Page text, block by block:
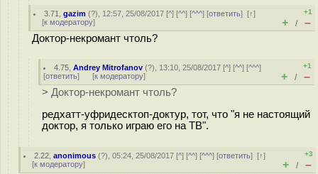
3.71 ,gazim (?), 12:57, 25/08/2017 [^] [^^] [^^^] [ответить][↑]
[к модератору]
+1
+ / –
Доктор-некромант чтоль?
4.75 ,Andrey Mitrofanov (?), 13:10, 25/08/2017 [^] [^^] [^^^]
[ответить] [к модератору]
+1
+ / –
> Доктор-некромант чтоль?
редхатт-уфридесктоп-доктур, тот, что "я не настоящий
доктор, я только играю его на ТВ".
2.22 ,anonimous (?), 05:24, 25/08/2017 [^] [^^] [^^^] [ответить][↑]
[к модератору]
+3
+ / –